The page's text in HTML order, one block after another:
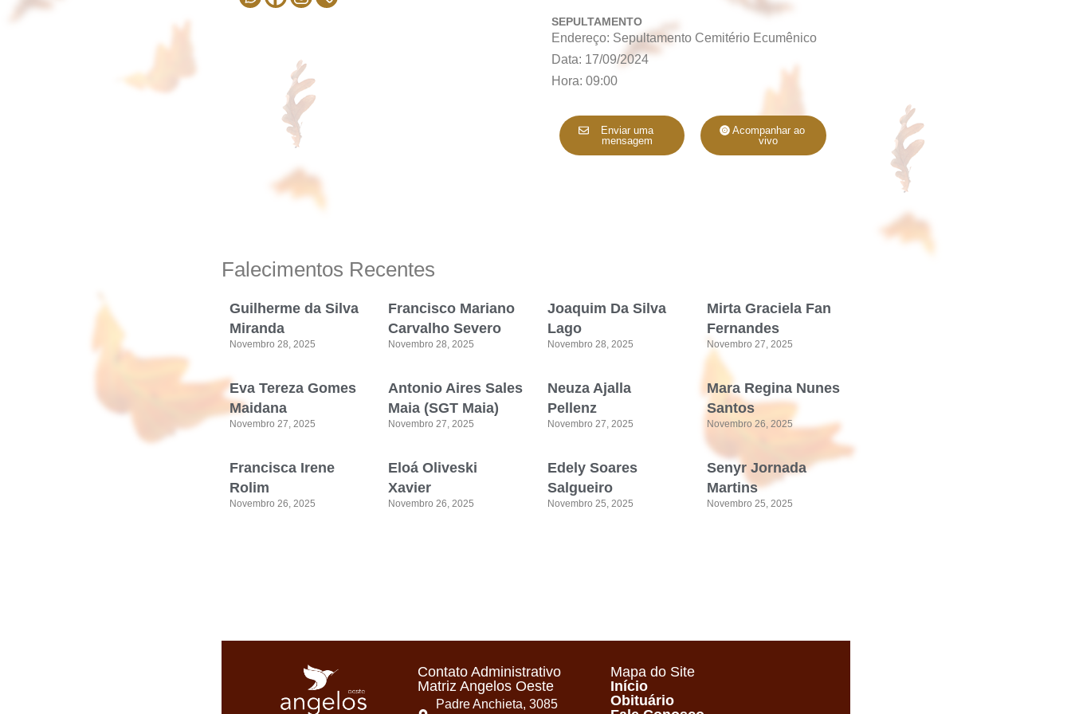
SEPULTAMENTO
Endereço: Sepultamento Cemitério Ecumênico
Data: 17/09/2024
Hora: 09:00
Enviar uma
mensagem
Acompanhar ao
vivo
Falecimentos Recentes
Guilherme da Silva
Miranda
Novembro 28, 2025
Francisco Mariano
Carvalho Severo
Novembro 28, 2025
Joaquim Da Silva
Lago
Novembro 28, 2025
Mirta Graciela Fan
Fernandes
Novembro 27, 2025
Eva Tereza Gomes
Maidana
Novembro 27, 2025
Antonio Aires Sales
Maia (SGT Maia)
Novembro 27, 2025
Neuza Ajalla
Pellenz
Novembro 27, 2025
Mara Regina Nunes
Santos
Novembro 26, 2025
Francisca Irene
Rolim
Novembro 26, 2025
Eloá Oliveski
Xavier
Novembro 26, 2025
Edely Soares
Salgueiro
Novembro 25, 2025
Senyr Jornada
Martins
Novembro 25, 2025
Contato Administrativo
Matriz Angelos Oeste
Padre Anchieta, 3085
Mapa do Site
Início
Obituário